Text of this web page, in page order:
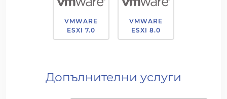
VMWARE
ESXI 7.0
VMWARE
ESXI 8.0
Допълнителни услуги